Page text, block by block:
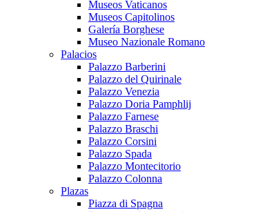
Museos Vaticanos
Museos Capitolinos
Galería Borghese
Museo Nazionale Romano
Palacios
Palazzo Barberini
Palazzo del Quirinale
Palazzo Venezia
Palazzo Doria Pamphlij
Palazzo Farnese
Palazzo Braschi
Palazzo Corsini
Palazzo Spada
Palazzo Montecitorio
Palazzo Colonna
Plazas
Piazza di Spagna